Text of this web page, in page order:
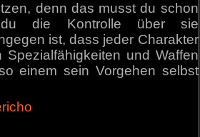
denn das musst du schon
die Kontrolle über sie
ist, dass jeder Charakter
Spezialfähigkeiten und Waffen
einem sein Vorgehen selbst